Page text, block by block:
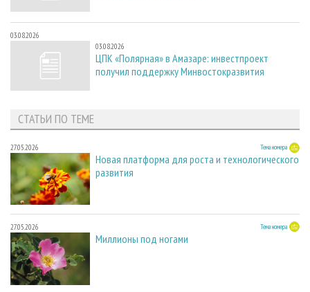
03.08.2026
03.08.2026
ЦПК «Полярная» в Амазаре: инвестпроект
получил поддержку Минвостокразвития
СТАТЬИ ПО ТЕМЕ
27.05.2026 Тема номера
Новая платформа для роста и технологического
развития
27.05.2026 Тема номера
Миллионы под ногами